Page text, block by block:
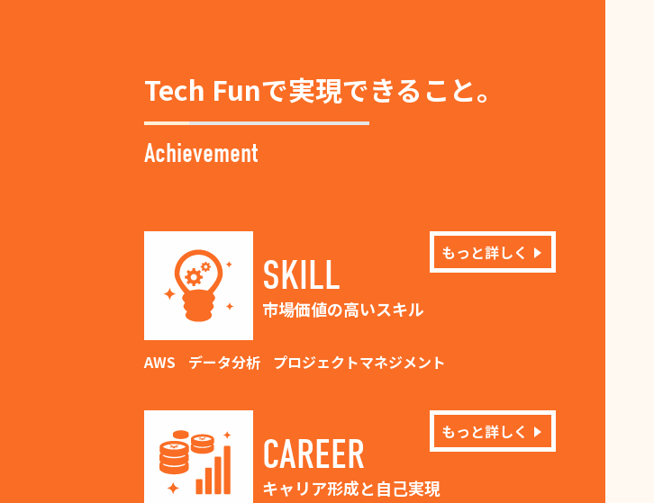
Tech Funで実現できること。
Achievement
SKILL
市場価値の高いスキル
AWS データ分析 プロジェクトマネジメント
もっと詳しく
CAREER
キャリア形成と自己実現
もっと詳しく